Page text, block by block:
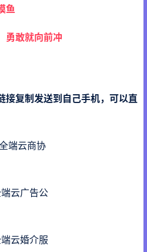
鱼
勇敢就向前冲
接复制发送到自己手机，可以直
端云商协
云广告公
云婚介服